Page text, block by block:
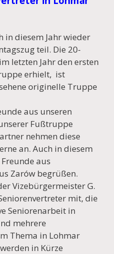
in diesem Jahr wieder
teil. Die 20-
letzten Jahr den ersten
erhielt, ist
originelle Truppe
aus unseren
Fußtruppe
nehmen diese
an. Auch in diesem
aus
Zarów begrüßen.
Vizebürgermeister G.
mit, die
Seniorenarbeit in
mehrere
Thema in Lohmar
in Kürze